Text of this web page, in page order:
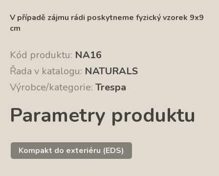
V případě zájmu rádi poskytneme fyzický vzorek 9x9
cm
Kód produktu: NA16
Řada v katalogu: NATURALS
Výrobce/kategorie: Trespa
Parametry produktu
Kompakt do exteriéru (EDS)